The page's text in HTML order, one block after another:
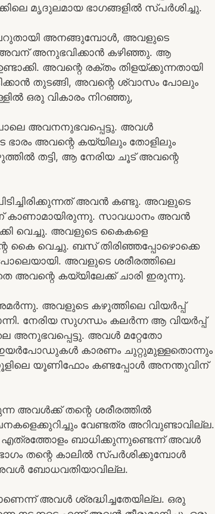
മൃദുലമായ ഭാഗങ്ങളിൽ സ്പർശിച്ചു.
അനങ്ങുമ്പോൾ, അവളുടെ
അവന് അനുഭവിക്കാൻ കഴിഞ്ഞു. ആ
അവന്റെ രക്തം തിളയ്ക്കുന്നതായി
തുടങ്ങി, അവന്റെ ശ്വാസം പോലും
ഒരു വികാരം നിറഞ്ഞു,
അവനനുഭവപ്പെട്ടു. അവൾ
അവന്റെ കയ്യിലും തോളിലും
തട്ടി, ആ നേരിയ ചൂട് അവന്റെ
അവൻ കണ്ടു. അവളുടെ
കാണാമായിരുന്നു. സാവധാനം അവൻ
വെച്ചു. അവളുടെ കൈകളെ
കൈ വെച്ചു. ബസ് തിരിഞ്ഞപ്പോഴൊക്കെ
അവളുടെ ശരീരത്തിലെ
അവന്റെ കയ്യിലേക്ക് ചാരി ഇരുന്നു.
അവളുടെ കഴുത്തിലെ വിയർപ്പ്
നേരിയ സുഗന്ധം കലർന്ന ആ വിയർപ്പ്
അനുഭവപ്പെട്ടു. അവൾ മറ്റേതോ
ഇയർപോഡുകൾ കാരണം ചുറ്റുമുള്ളതൊന്നും
യൂണിഫോം കണ്ടപ്പോൾ അനന്തുവിന്
അവൾക്ക് തന്റെ ശരീരത്തിൽ
വേണ്ടത്ര അറിവുണ്ടാവില്ല.
ബാധിക്കുന്നുണ്ടെന്ന് അവൾ
തന്റെ കാലിൽ സ്പർശിക്കുമ്പോൾ
ബോധവതിയാവില്ല.
അവൾ ശ്രദ്ധിച്ചതേയില്ല. ഒരു